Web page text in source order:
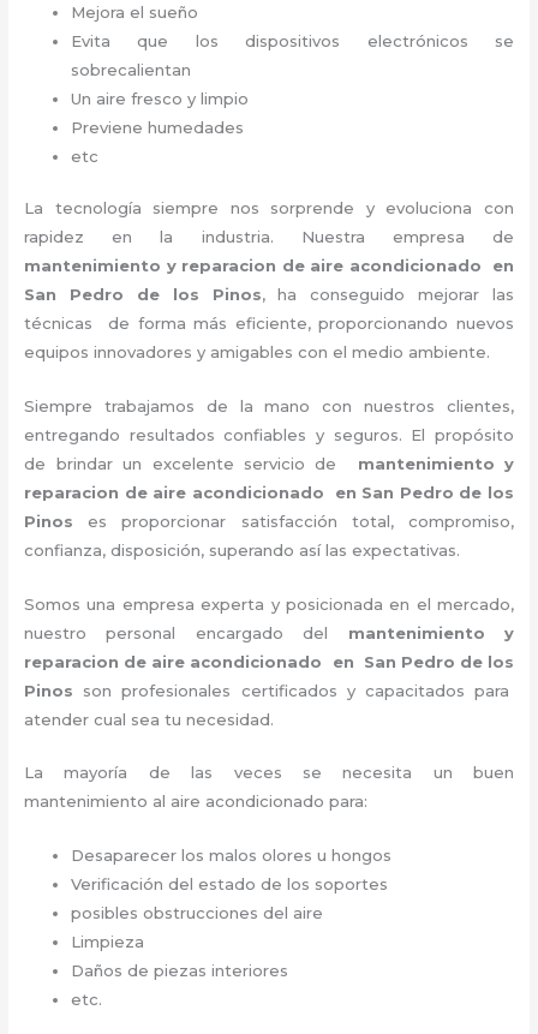
Mejora el sueño
Evita que los dispositivos electrónicos se
sobrecalientan
Un aire fresco y limpio
Previene humedades
etc
La tecnología siempre nos sorprende y evoluciona con
rapidez en la industria. Nuestra empresa de
mantenimiento y reparacion de aire acondicionado en
San Pedro de los Pinos, ha conseguido mejorar las
técnicas de forma más eficiente, proporcionando nuevos
equipos innovadores y amigables con el medio ambiente.
Siempre trabajamos de la mano con nuestros clientes,
entregando resultados confiables y seguros. El propósito
de brindar un excelente servicio de mantenimiento y
reparacion de aire acondicionado en San Pedro de los
Pinos
es proporcionar satisfacción total, compromiso,
confianza, disposición, superando así las expectativas.
Somos una empresa experta y posicionada en el mercado,
nuestro personal encargado del mantenimiento y
reparacion de aire acondicionado en San Pedro de los
Pinos
son profesionales certificados y capacitados para
atender cual sea tu necesidad.
La mayoría de las veces se necesita un buen
mantenimiento al aire acondicionado para:
Desaparecer los malos olores u hongos
Verificación del estado de los soportes
posibles obstrucciones del aire
Limpieza
Daños de piezas interiores
etc.